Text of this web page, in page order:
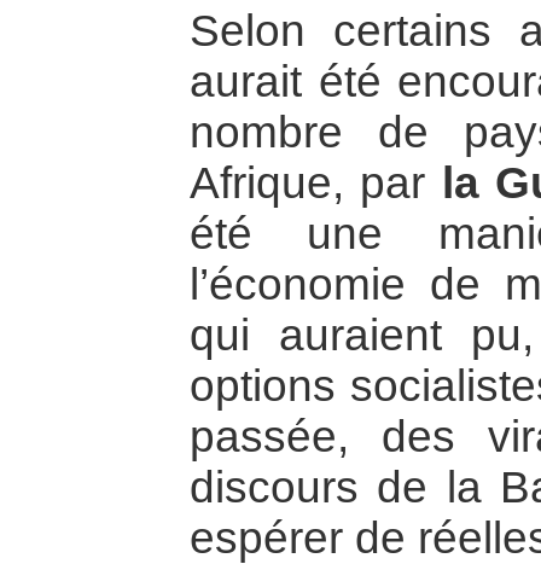
Selon certains
aurait été
nombre de
Afrique, par
la
été une
l’économie de
qui auraient
options
passée, des
discours de la
espérer de